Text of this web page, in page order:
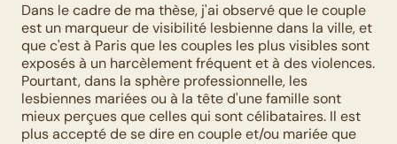
Dans le cadre de ma thèse, j'ai observé que le couple
est un marqueur de visibilité lesbienne dans la ville, et
que c'est à Paris que les couples les plus visibles sont
exposés à un harcèlement fréquent et à des violences.
Pourtant, dans la sphère professionnelle, les
lesbiennes mariées ou à la tête d'une famille sont
mieux perçues que celles qui sont célibataires. Il est
plus accepté de se dire en couple et/ou mariée que